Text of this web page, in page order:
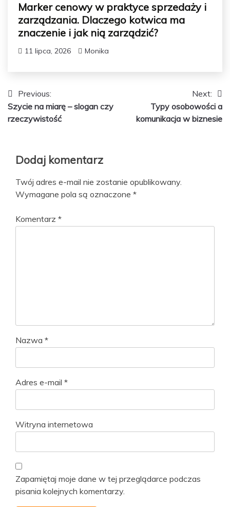
Marker cenowy w praktyce sprzedaży i
zarządzania. Dlaczego kotwica ma
znaczenie i jak nią zarządzić?
11 lipca, 2026 Monika
Nawigacja
wpisu
Previous:
Szycie na miarę – slogan czy
rzeczywistość
Next:
Typy osobowości a
komunikacja w biznesie
Dodaj komentarz
Twój adres e-mail nie zostanie opublikowany.
Wymagane pola są oznaczone *
Komentarz *
Nazwa *
Adres e-mail *
Witryna internetowa
Zapamiętaj moje dane w tej przeglądarce podczas
pisania kolejnych komentarzy.